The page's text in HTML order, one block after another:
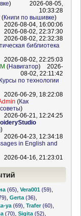
)
2026-08-05,
10:33:28
(Книги по вышивке)
2026-08-04, 16:00:06
2026-08-02, 22:37:30
2026-08-02, 22:32:38
библиотека
2026-08-02, 22:25:03
(Навигатор)
2026-
08-02, 22:11:42
по технологии
2026-06-29, 18:22:08
(Как
)
2026-06-21, 12:24:25
)
2026-04-23, 12:34:18
in English and
2026-04-16, 21:23:01
(65) ,Vera001 (59)
,Gerta (36)
ya (69) ,Trafer(60)
(70) ,Sigita (52)